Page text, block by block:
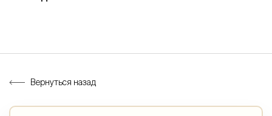
Вернуться назад